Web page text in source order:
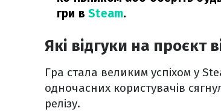
гри вSteam.
Які відгуки на проєкт
Гра стала великим успіхом у
одночасних користувачів
релізу.